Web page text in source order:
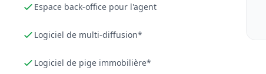
Espace back-office pour l'agent
Logiciel de multi-diffusion*
Logiciel de pige immobilière*